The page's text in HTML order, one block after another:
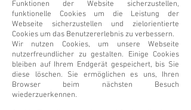
Funktionen der Website sicherzustellen,
funktionelle Cookies um die Leistung der
Webseite sicherzustellen und zielorientierte
Cookies um das Benutzererlebnis zu verbessern.
Wir nutzen Cookies, um unsere Webseite
nutzerfreundlicher zu gestalten. Einige Cookies
bleiben auf Ihrem Endgerät gespeichert, bis Sie
diese löschen. Sie ermöglichen es uns, Ihren
Browser beim nächsten Besuch
wiederzuerkennen.